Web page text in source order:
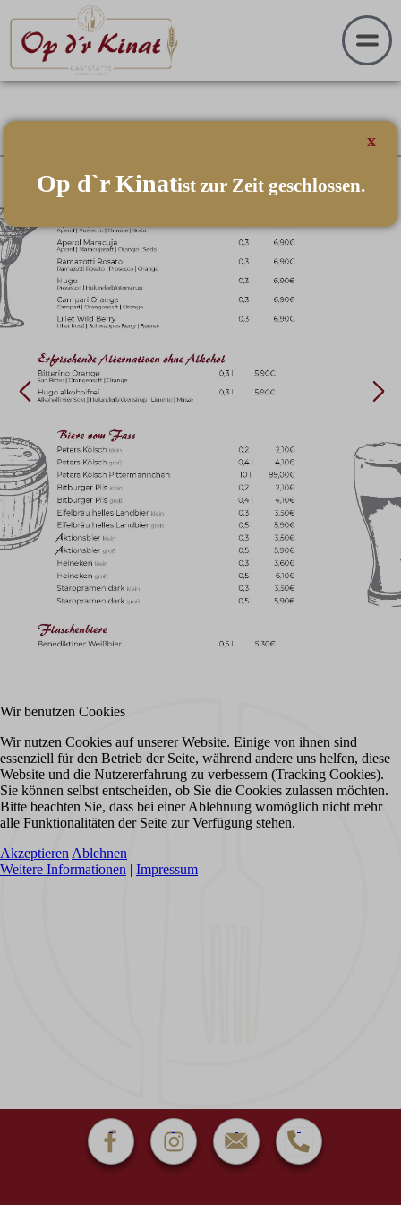
x
Op d`r Kinatist zur Zeit geschlossen.
Wir benutzen Cookies
Wir nutzen Cookies auf unserer Website. Einige von ihnen sind
essenziell für den Betrieb der Seite, während andere uns helfen, diese
Website und die Nutzererfahrung zu verbessern (Tracking Cookies).
Sie können selbst entscheiden, ob Sie die Cookies zulassen möchten.
Bitte beachten Sie, dass bei einer Ablehnung womöglich nicht mehr
alle Funktionalitäten der Seite zur Verfügung stehen.
Akzeptieren Ablehnen
Weitere Informationen | Impressum